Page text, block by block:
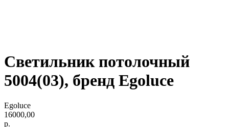
Светильник потолочный
5004(03), бренд Egoluce
Egoluce
16000,00
р.